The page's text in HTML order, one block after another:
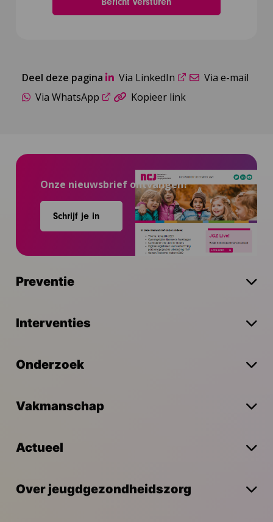
Deel deze pagina Via LinkedIn
Via e-mail
Via WhatsApp
Kopieer link
Onze nieuwsbrief ontvangen?
Schrijf je in
Preventie
Interventies
Onderzoek
Vakmanschap
Actueel
Over jeugdgezondheidszorg